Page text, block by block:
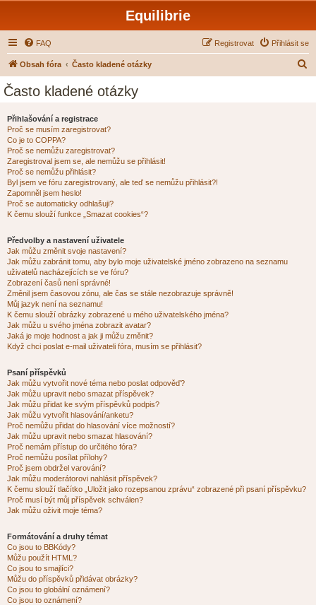
Equilibrie
FAQ Přihlásit se
Registrovat
Obsah fóra Často kladené otázky
Často kladené otázky
Přihlašování a registrace
Proč se musím zaregistrovat?
Co je to COPPA?
Proč se nemůžu zaregistrovat?
Zaregistroval jsem se, ale nemůžu se přihlásit!
Proč se nemůžu přihlásit?
Byl jsem ve fóru zaregistrovaný, ale teď se nemůžu přihlásit?!
Zapomněl jsem heslo!
Proč se automaticky odhlašuji?
K čemu slouží funkce „Smazat cookies“?
Předvolby a nastavení uživatele
Jak můžu změnit svoje nastavení?
Jak můžu zabránit tomu, aby bylo moje uživatelské jméno zobrazeno na seznamu
uživatelů nacházejících se ve fóru?
Zobrazení časů není správné!
Změnil jsem časovou zónu, ale čas se stále nezobrazuje správně!
Můj jazyk není na seznamu!
K čemu slouží obrázky zobrazené u mého uživatelského jména?
Jak můžu u svého jména zobrazit avatar?
Jaká je moje hodnost a jak ji můžu změnit?
Když chci poslat e-mail uživateli fóra, musím se přihlásit?
Psaní příspěvků
Jak můžu vytvořit nové téma nebo poslat odpověď?
Jak můžu upravit nebo smazat příspěvek?
Jak můžu přidat ke svým příspěvků podpis?
Jak můžu vytvořit hlasování/anketu?
Proč nemůžu přidat do hlasování více možností?
Jak můžu upravit nebo smazat hlasování?
Proč nemám přístup do určitého fóra?
Proč nemůžu posílat přílohy?
Proč jsem obdržel varování?
Jak můžu moderátorovi nahlásit příspěvek?
K čemu slouží tlačítko „Uložit jako rozepsanou zprávu“ zobrazené při psaní příspěvku?
Proč musí být můj příspěvek schválen?
Jak můžu oživit moje téma?
Formátování a druhy témat
Co jsou to BBKódy?
Můžu použít HTML?
Co jsou to smajlíci?
Můžu do příspěvků přidávat obrázky?
Co jsou to globální oznámení?
Co jsou to oznámení?